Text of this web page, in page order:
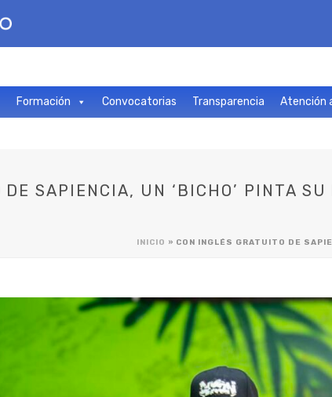
Formación Convocatorias Transparencia Atención
SAPIENCIA, UN ‘BICHO’ PINTA
INICIO » CON INGLÉS GRATUITO DE